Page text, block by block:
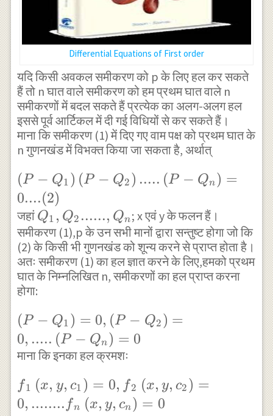
Differential Equations of First order
यदि किसी अवकल समीकरण को p के लिए हल कर सकते
हैं तो n घात वाले समीकरण को हम प्रथम घात वाले n
समीकरणों में बदल सकते हैं प्रत्येक का अलग-अलग हल
इससे पूर्व आर्टिकल में दी गई विधियों से कर सकते हैं।
माना कि समीकरण (1) में दिए गए वाम पक्ष को प्रथम घात के
n गुणनखंड में विभक्त किया जा सकता है, अर्थात्
\left( P-
{ Q }_{
1 }
\right)
\left( P-
{ Q }_{
2 }
.....\left(
P-{ Q
}_{ n }
\right)
=0....(2)
(P − Q1 ) (P − Q2 ) ..... (P − Qn) =
0....(2)
जहां { Q
}_{ 1
},{ Q
}_{ 2
}......,
}_{ n
}
Q1 , Q2 ......, Qn; x एवं y के फलन हैं।
समीकरण (1),p के उन सभी मानों द्वारा सन्तुष्ट होगा जो कि
(2) के किसी भी गुणनखंड को शून्य करने से प्राप्त होता है।
अतः समीकरण (1) का हल ज्ञात करने के लिए,हमको प्रथम
घात के निम्नलिखित n, समीकरणों का हल प्राप्त करना
होगा:
\left( P-{ Q
}_{ 1 }
\right)
{ Q }_{ 2 }
\right)
(P − Q1 ) = 0, (P − Q2 ) =
0, ..... (P − Qn) = 0
माना कि इनका हल क्रमशः
{ f }_{ 1
}\left(
f1 (x, y, c1 ) = 0, f2 (x, y, c2 ) =
0, ........ fn (x, y, cn) = 0